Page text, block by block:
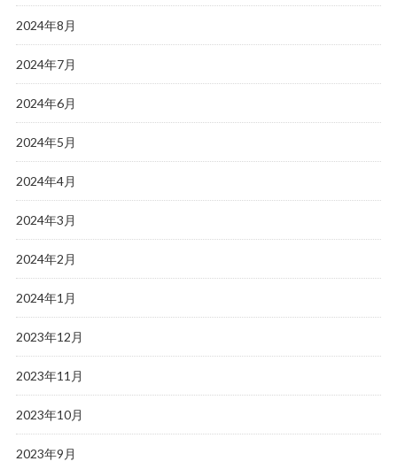
2024年8月
2024年7月
2024年6月
2024年5月
2024年4月
2024年3月
2024年2月
2024年1月
2023年12月
2023年11月
2023年10月
2023年9月